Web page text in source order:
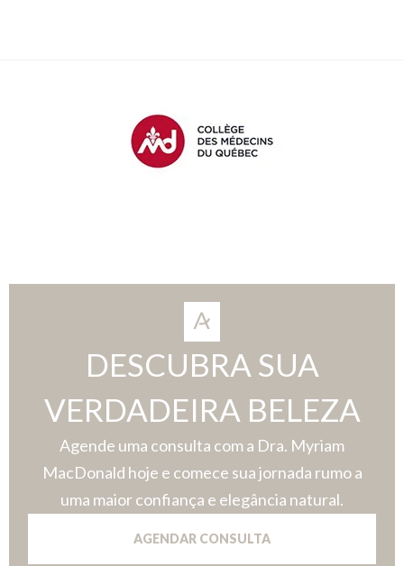
DESCUBRA SUA
VERDADEIRA BELEZA
Agende uma consulta com a Dra. Myriam
MacDonald hoje e comece sua jornada rumo a
uma maior confiança e elegância natural.
AGENDAR CONSULTA